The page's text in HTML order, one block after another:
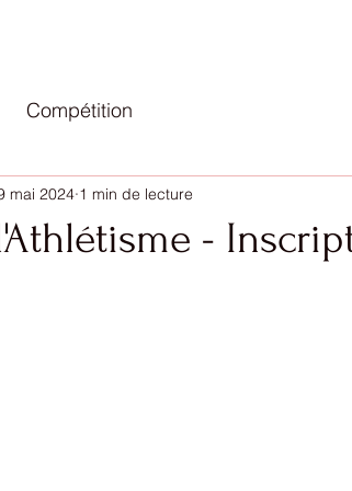
Compétition
-
mai 2024 1 min de lecture